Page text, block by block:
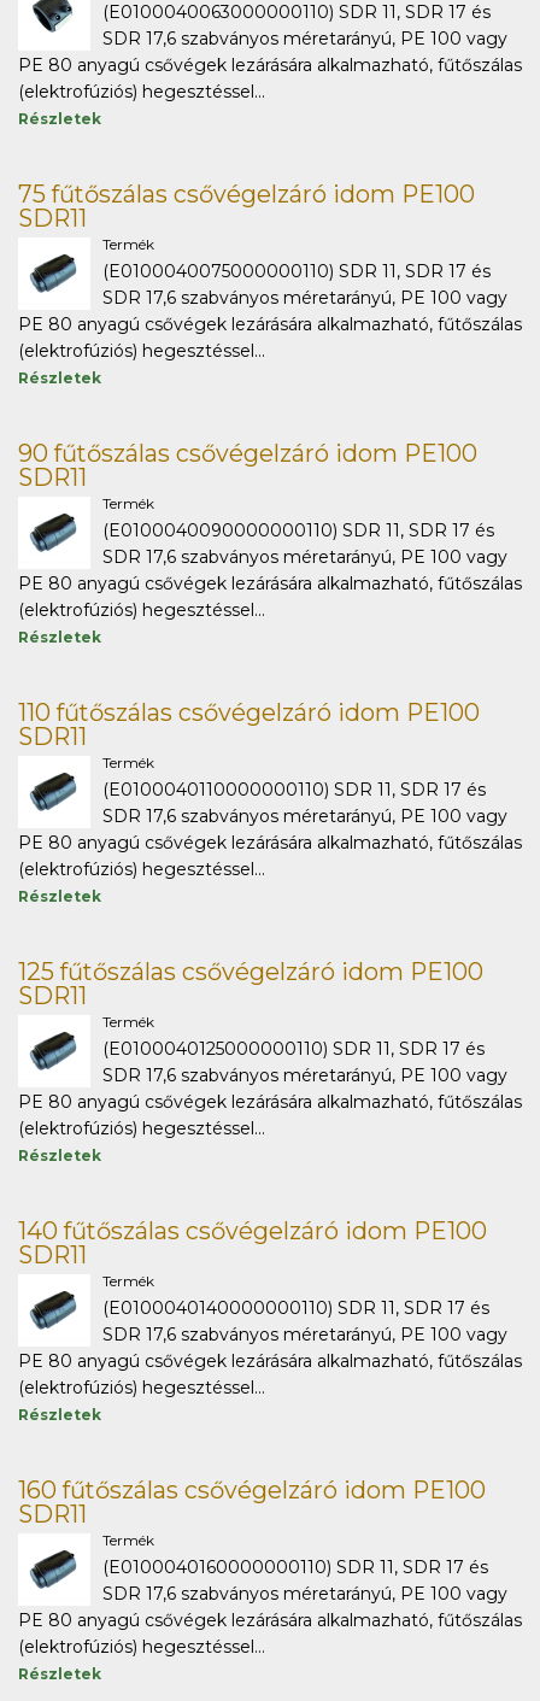
(E0100040063000000110) SDR 11, SDR 17 és
SDR 17,6 szabványos méretarányú, PE 100 vagy
PE 80 anyagú csővégek lezárására alkalmazható, fűtőszálas
(elektrofúziós) hegesztéssel...
Részletek
75 fűtőszálas csővégelzáró idom PE100
SDR11
Termék
(E0100040075000000110) SDR 11, SDR 17 és
SDR 17,6 szabványos méretarányú, PE 100 vagy
PE 80 anyagú csővégek lezárására alkalmazható, fűtőszálas
(elektrofúziós) hegesztéssel...
Részletek
90 fűtőszálas csővégelzáró idom PE100
SDR11
Termék
(E0100040090000000110) SDR 11, SDR 17 és
SDR 17,6 szabványos méretarányú, PE 100 vagy
PE 80 anyagú csővégek lezárására alkalmazható, fűtőszálas
(elektrofúziós) hegesztéssel...
Részletek
110 fűtőszálas csővégelzáró idom PE100
SDR11
Termék
(E0100040110000000110) SDR 11, SDR 17 és
SDR 17,6 szabványos méretarányú, PE 100 vagy
PE 80 anyagú csővégek lezárására alkalmazható, fűtőszálas
(elektrofúziós) hegesztéssel...
Részletek
125 fűtőszálas csővégelzáró idom PE100
SDR11
Termék
(E0100040125000000110) SDR 11, SDR 17 és
SDR 17,6 szabványos méretarányú, PE 100 vagy
PE 80 anyagú csővégek lezárására alkalmazható, fűtőszálas
(elektrofúziós) hegesztéssel...
Részletek
140 fűtőszálas csővégelzáró idom PE100
SDR11
Termék
(E0100040140000000110) SDR 11, SDR 17 és
SDR 17,6 szabványos méretarányú, PE 100 vagy
PE 80 anyagú csővégek lezárására alkalmazható, fűtőszálas
(elektrofúziós) hegesztéssel...
Részletek
160 fűtőszálas csővégelzáró idom PE100
SDR11
Termék
(E0100040160000000110) SDR 11, SDR 17 és
SDR 17,6 szabványos méretarányú, PE 100 vagy
PE 80 anyagú csővégek lezárására alkalmazható, fűtőszálas
(elektrofúziós) hegesztéssel...
Részletek